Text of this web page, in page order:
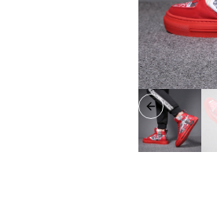
Previous slide